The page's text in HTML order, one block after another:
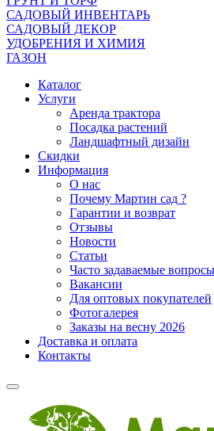
САДОВЫЙ ИНВЕНТАРЬ
САДОВЫЙ ДЕКОР
УДОБРЕНИЯ И ХИМИЯ
ГАЗОН
Каталог
Услуги
Аренда трактора
Посадка растений
Ландшафтный дизайн
Скидки
Информация
О нас
Почему Мартин сад ?
Гарантии и возврат
Отзывы
Новости
Статьи
Часто задаваемые вопросы
Вакансии
Для оптовых покупателей
Фотогалерея
Заказы на весну 2026
Доставка и оплата
Контакты